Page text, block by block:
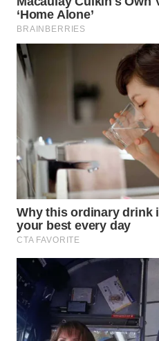
Eficiência mecânica: A
mandíbulas permitia
porte rapidamente.
Redução de riscos:
anteriores ao tentar
movimento.
Especialização